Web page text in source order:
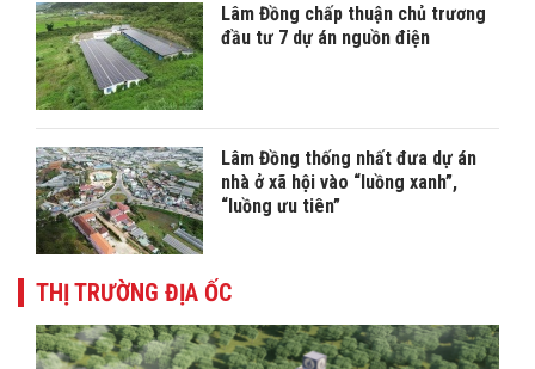
Lâm Đồng chấp thuận chủ trương
đầu tư 7 dự án nguồn điện
Lâm Đồng thống nhất đưa dự án
nhà ở xã hội vào “luồng xanh”,
“luồng ưu tiên”
THỊ TRƯỜNG ĐỊA ỐC